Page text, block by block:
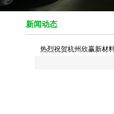
新闻动态
热烈祝贺杭州欣赢新材